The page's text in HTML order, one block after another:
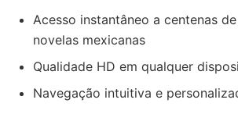
Acesso instantâneo a centenas
novelas mexicanas
Qualidade HD em qualquer
Navegação intuitiva e